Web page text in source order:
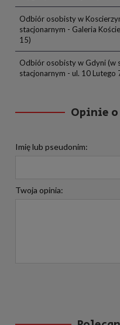
Odbiór osobisty w
stacjonarnym - Galeria
15)
Odbiór osobisty w Gdyni(w
stacjonarnym - ul. 10 Lutego
Opinie
Imię lub pseudonim:
Twoja opinia: